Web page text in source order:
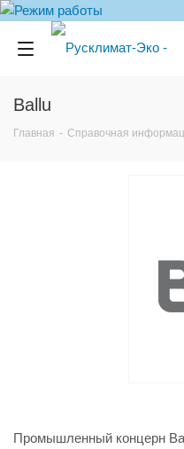
Ballu
Главная - Справочная
Промышленный концерн